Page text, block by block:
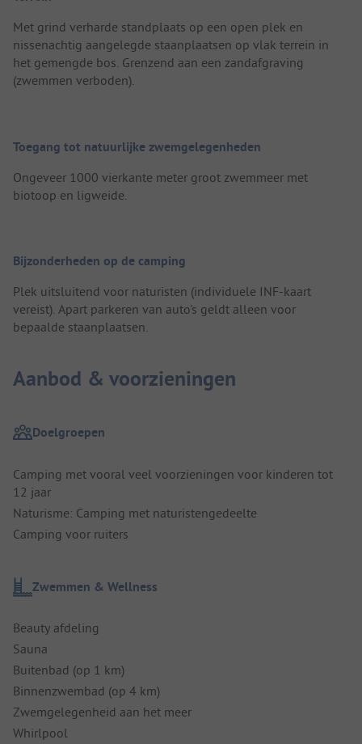
Met grind verharde standplaats op een open plek en
nissenachtig aangelegde staanplaatsen op vlak terrein in
het gemengde bos. Grenzend aan een zandafgraving
(zwemmen verboden).
Toegang tot natuurlijke zwemgelegenheden
Ongeveer 1000 vierkante meter groot zwemmeer met
biotoop en ligweide.
Bijzonderheden op de camping
Plek uitsluitend voor naturisten (individuele INF-kaart
vereist). Apart parkeren van auto's geldt alleen voor
bepaalde staanplaatsen.
Aanbod & voorzieningen
Doelgroepen
Camping met vooral veel voorzieningen voor kinderen tot
12 jaar
Naturisme: Camping met naturistengedeelte
Camping voor ruiters
Zwemmen & Wellness
Beauty afdeling
Sauna
Buitenbad (op 1 km)
Binnenzwembad (op 4 km)
Zwemgelegenheid aan het meer
Whirlpool